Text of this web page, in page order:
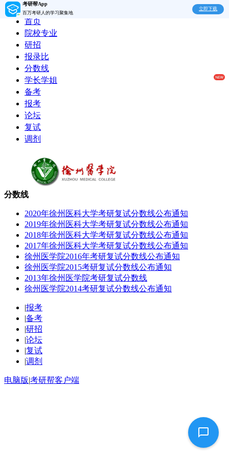
考研帮App
百万考研人的学习聚集地
立即下载
首页
院校专业
研招
报录比
分数线
学长学姐
备考
报考
论坛
复试
调剂
分数线
2020年徐州医科大学考研复试分数线公布通知
2019年徐州医科大学考研复试分数线公布通知
2018年徐州医科大学考研复试分数线公布通知
2017年徐州医科大学考研复试分数线公布通知
徐州医学院2016年考研复试分数线公布通知
徐州医学院2015考研复试分数线公布通知
2013年徐州医学院考研复试分数线
徐州医学院2014考研复试分数线公布通知
|报考
|备考
|研招
|论坛
|复试
|调剂
电脑版|考研帮客户端